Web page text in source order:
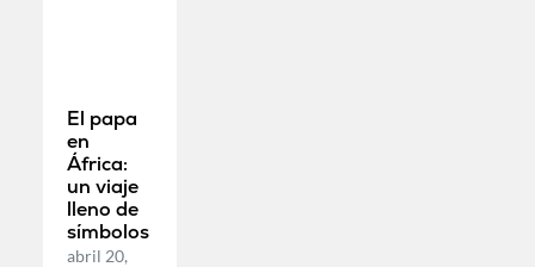
El papa
en
África:
un viaje
lleno de
símbolos
abril 20,